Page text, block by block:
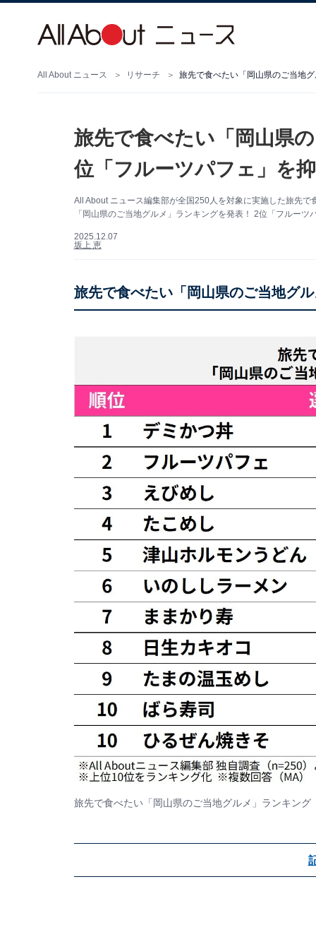
All About ニュース リサーチ
旅先で食べたい「岡山県
位「フルーツパフェ」を
All About ニュース編集部が全国250人を対象に実施した旅先
「岡山県のご当地グルメ」ランキングを発表！ 2位「フルーツ
2025.12.07
坂上 恵
旅先で食べたい「岡山県のご当地グ
旅先で食べたい「岡山県のご当地グルメ」ランキング